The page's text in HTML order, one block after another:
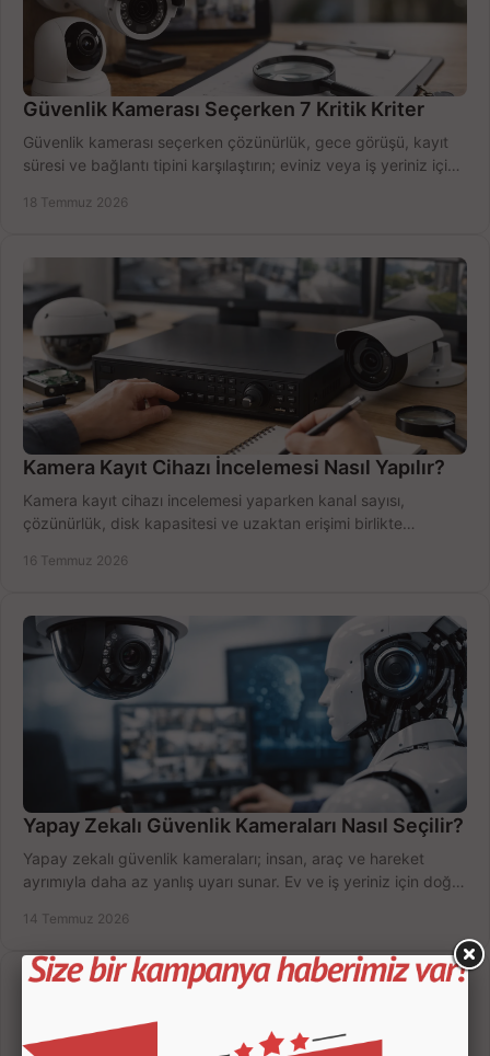
Güvenlik Kamerası Seçerken 7 Kritik Kriter
Güvenlik kamerası seçerken çözünürlük, gece görüşü, kayıt
süresi ve bağlantı tipini karşılaştırın; eviniz veya iş yeriniz için
18 Temmuz 2026
Kamera Kayıt Cihazı İncelemesi Nasıl Yapılır?
Kamera kayıt cihazı incelemesi yaparken kanal sayısı,
çözünürlük, disk kapasitesi ve uzaktan erişimi birlikte
16 Temmuz 2026
Yapay Zekalı Güvenlik Kameraları Nasıl Seçilir?
Yapay zekalı güvenlik kameraları; insan, araç ve hareket
ayrımıyla daha az yanlış uyarı sunar. Ev ve iş yeriniz için doğru
14 Temmuz 2026